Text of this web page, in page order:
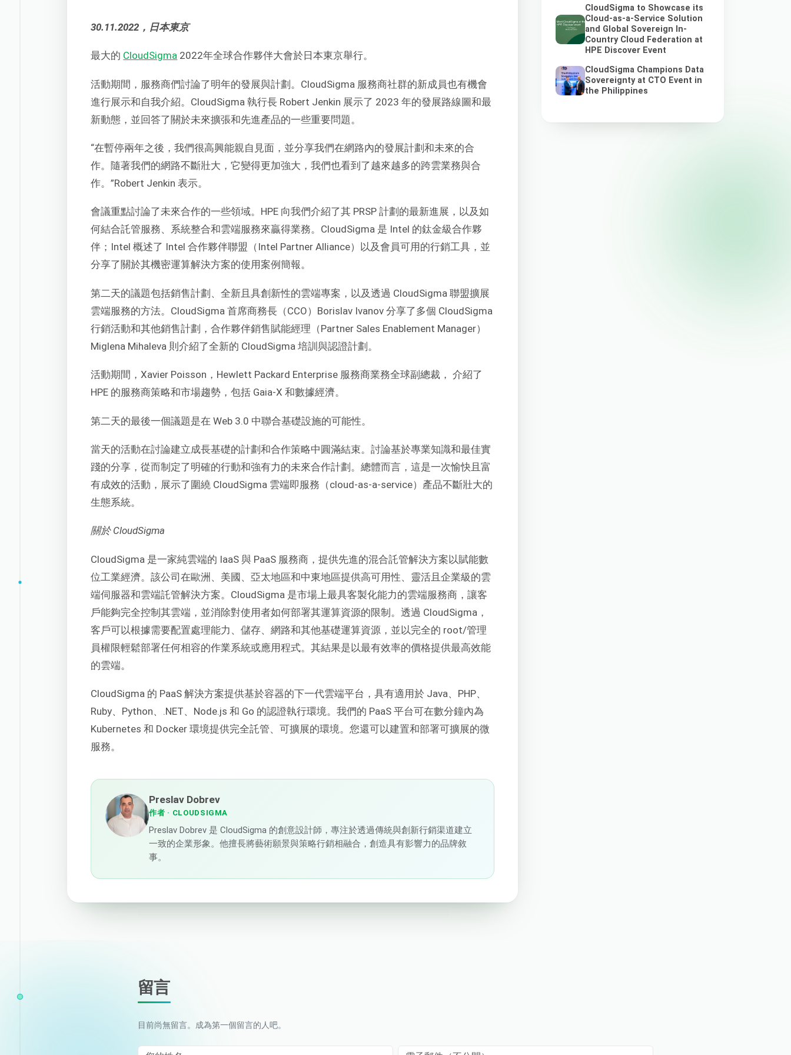
30.11.2022，日本東京
最大的 CloudSigma 2022年全球合作夥伴大會於日本東京舉行。
活動期間，服務商們討論了明年的發展與計劃。CloudSigma 服務商社群的新成員也有機會
進行展示和自我介紹。CloudSigma 執行長 Robert Jenkin 展示了 2023 年的發展路線圖和最
新動態，並回答了關於未來擴張和先進產品的一些重要問題。
“在暫停兩年之後，我們很高興能親自見面，並分享我們在網路內的發展計劃和未來的合
作。隨著我們的網路不斷壯大，它變得更加強大，我們也看到了越來越多的跨雲業務與合
作。”Robert Jenkin 表示。
會議重點討論了未來合作的一些領域。HPE 向我們介紹了其 PRSP 計劃的最新進展，以及如
何結合託管服務、系統整合和雲端服務來贏得業務。CloudSigma 是 Intel 的鈦金級合作夥
伴；Intel 概述了 Intel 合作夥伴聯盟（Intel Partner Alliance）以及會員可用的行銷工具，並
分享了關於其機密運算解決方案的使用案例簡報。
第二天的議題包括銷售計劃、全新且具創新性的雲端專案，以及透過 CloudSigma 聯盟擴展
雲端服務的方法。CloudSigma 首席商務長（CCO）Borislav Ivanov 分享了多個 CloudSigma
行銷活動和其他銷售計劃，合作夥伴銷售賦能經理（Partner Sales Enablement Manager）
Miglena Mihaleva 則介紹了全新的 CloudSigma 培訓與認證計劃。
活動期間，Xavier Poisson， Hewlett Packard Enterprise 服務商業務全球副總裁， 介紹了
HPE 的服務商策略和市場趨勢，包括 Gaia-X 和數據經濟。
第二天的最後一個議題是在 Web 3.0 中聯合基礎設施的可能性。
當天的活動在討論建立成長基礎的計劃和合作策略中圓滿結束。討論基於專業知識和最佳實
踐的分享，從而制定了明確的行動和強有力的未來合作計劃。總體而言，這是一次愉快且富
有成效的活動，展示了圍繞 CloudSigma 雲端即服務（cloud-as-a-service）產品不斷壯大的
生態系統。
關於 CloudSigma
CloudSigma 是一家純雲端的 IaaS 與 PaaS 服務商，提供先進的混合託管解決方案以賦能數
位工業經濟。該公司在歐洲、美國、亞太地區和中東地區提供高可用性、靈活且企業級的雲
端伺服器和雲端託管解決方案。CloudSigma 是市場上最具客製化能力的雲端服務商，讓客
戶能夠完全控制其雲端，並消除對使用者如何部署其運算資源的限制。透過 CloudSigma，
客戶可以根據需要配置處理能力、儲存、網路和其他基礎運算資源，並以完全的 root/管理
員權限輕鬆部署任何相容的作業系統或應用程式。其結果是以最有效率的價格提供最高效能
的雲端。
CloudSigma 的 PaaS 解決方案提供基於容器的下一代雲端平台，具有適用於 Java、PHP、
Ruby、Python、.NET、Node.js 和 Go 的認證執行環境。我們的 PaaS 平台可在數分鐘內為
Kubernetes 和 Docker 環境提供完全託管、可擴展的環境。您還可以建置和部署可擴展的微
服務。
Preslav Dobrev
作者 · CLOUDSIGMA
Preslav Dobrev 是 CloudSigma 的創意設計師，專注於透過傳統與創新行銷渠道建立
一致的企業形象。他擅長將藝術願景與策略行銷相融合，創造具有影響力的品牌敘
事。
CloudSigma to Showcase its
Cloud-as-a-Service Solution
and Global Sovereign In-
Country Cloud Federation at
HPE Discover Event
CloudSigma Champions Data
Sovereignty at CTO Event in
the Philippines
留言
目前尚無留言。成為第一個留言的人吧。
您的姓名 電子郵件（不公開）